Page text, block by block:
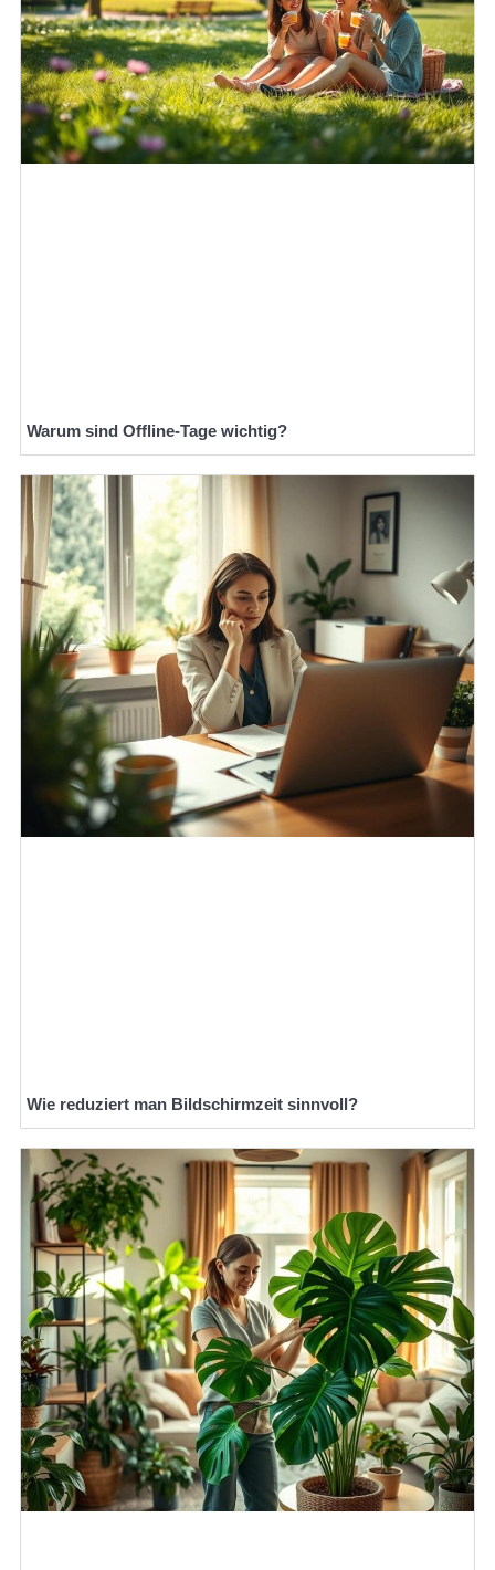
Warum sind Offline-Tage wichtig?
Wie reduziert man Bildschirmzeit sinnvoll?